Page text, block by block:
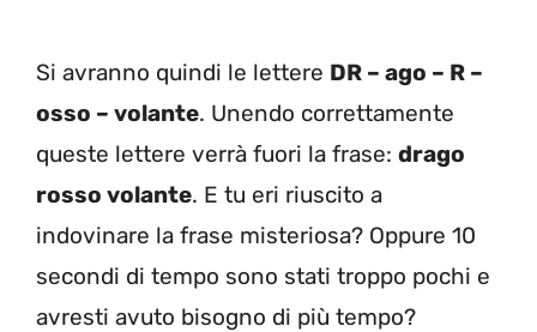
Si avranno quindi le lettere DR – ago – R –
osso – volante. Unendo correttamente
queste lettere verrà fuori la frase: drago
rosso volante. E tu eri riuscito a
indovinare la frase misteriosa? Oppure 10
secondi di tempo sono stati troppo pochi e
avresti avuto bisogno di più tempo?